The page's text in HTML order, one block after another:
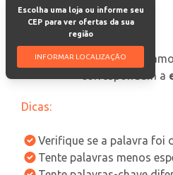
Escolha uma loja ou informe seu
CEP para ver ofertas da sua
região
INFORMAR LOCALIZAÇÃO
oops, não
correspondam a
Dicas:
Verifique se a palavra foi
Tente palavras menos